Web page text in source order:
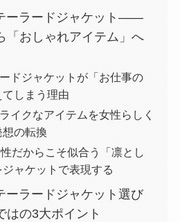
ーラードジャケット——
「おしゃれアイテム」へ
ドジャケットが「お仕事の
てしまう理由
イクなアイテムを女性らしく
の転換
だからこそ似合う「凛とし
ャケットで表現する
ーラードジャケット選び
の3大ポイント